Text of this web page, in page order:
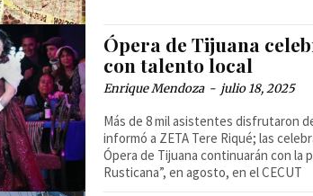
Ópera de Tijuana
con talento local
Enrique Mendoza - julio 18, 2025
Más de 8 mil asistentes disfrutaron
informó a ZETA Tere Riqué; las
Ópera de Tijuana continuarán con la
Rusticana”, en agosto, en el CECUT